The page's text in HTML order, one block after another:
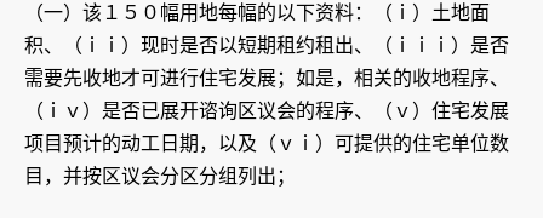
（一）该１５０幅用地每幅的以下资料：（ｉ）土地面
积、（ｉｉ）现时是否以短期租约租出、（ｉｉｉ）是否
需要先收地才可进行住宅发展；如是，相关的收地程序、
（ｉｖ）是否已展开谘询区议会的程序、（ｖ）住宅发展
项目预计的动工日期，以及（ｖｉ）可提供的住宅单位数
目，并按区议会分区分组列出；